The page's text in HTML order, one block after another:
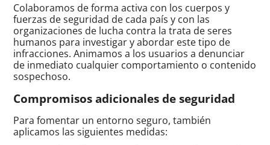
Colaboramos de forma activa con los cuerpos y
fuerzas de seguridad de cada país y con las
organizaciones de lucha contra la trata de seres
humanos para investigar y abordar este tipo de
infracciones. Animamos a los usuarios a denunciar
de inmediato cualquier comportamiento o contenido
sospechoso.
Compromisos adicionales de seguridad
Para fomentar un entorno seguro, también
aplicamos las siguientes medidas: